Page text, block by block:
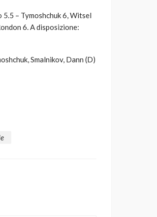
– Tymoshchuk 6, Witsel
6. A disposizione:
Smalnikov, Dann (D)